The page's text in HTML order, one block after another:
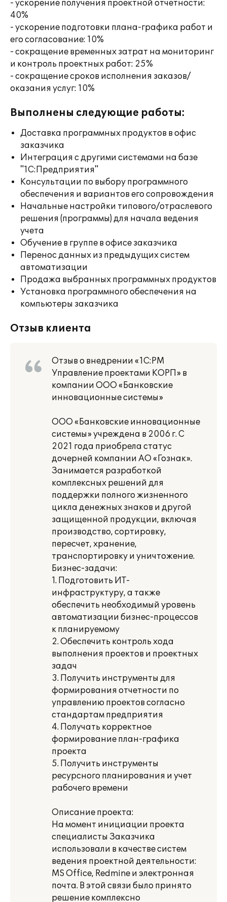
- ускорение получения проектной отчетности:
40%
- ускорение подготовки плана-графика работ и
его согласование: 10%
- сокращение временных затрат на мониторинг
и контроль проектных работ: 25%
- сокращение сроков исполнения заказов/
оказания услуг: 10%
Выполнены следующие работы:
Доставка программных продуктов в офис
заказчика
Интеграция с другими системами на базе
"1С:Предприятия"
Консультации по выбору программного
обеспечения и вариантов его сопровождения
Начальные настройки типового/отраслевого
решения (программы) для начала ведения
учета
Обучение в группе в офисе заказчика
Перенос данных из предыдущих систем
автоматизации
Продажа выбранных программных продуктов
Установка программного обеспечения на
компьютеры заказчика
Отзыв клиента
Отзыв о внедрении «1С:PM
Управление проектами КОРП» в
компании ООО «Банковские
инновационные системы»
ООО «Банковские инновационные
системы» учреждена в 2006 г. С
2021 года приобрела статус
дочерней компании АО «Гознак».
Занимается разработкой
комплексных решений для
поддержки полного жизненного
цикла денежных знаков и другой
защищенной продукции, включая
производство, сортировку,
пересчет, хранение,
транспортировку и уничтожение.
Бизнес-задачи:
1. Подготовить ИТ-
инфраструктуру, а также
обеспечить необходимый уровень
автоматизации бизнес-процессов
к планируемому
2. Обеспечить контроль хода
выполнения проектов и проектных
задач
3. Получить инструменты для
формирования отчетности по
управлению проектов согласно
стандартам предприятия
4. Получать корректное
формирование план-графика
проекта
5. Получить инструменты
ресурсного планирования и учет
рабочего времени
Описание проекта:
На момент инициации проекта
специалисты Заказчика
использовали в качестве систем
ведения проектной деятельности:
MS Office, Redmine и электронная
почта. В этой связи было принято
решение комплексно